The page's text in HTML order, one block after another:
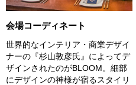
会場コーディネート
世界的なインテリア・商業デザイ
ナーの『杉山敦彦氏』によってデ
ザインされたのがBLOOM。細部
にデザインの神様が宿るスタイリ